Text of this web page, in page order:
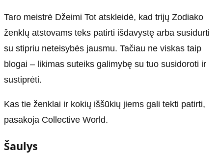
Taro meistrė Džeimi Tot atskleidė, kad trijų Zodiako
ženklų atstovams teks patirti išdavystę arba susidurti
su stipriu neteisybės jausmu. Tačiau ne viskas taip
blogai – likimas suteiks galimybę su tuo susidoroti ir
sustiprėti.
Kas tie ženklai ir kokių iššūkių jiems gali tekti patirti,
pasakoja Collective World.
Šaulys